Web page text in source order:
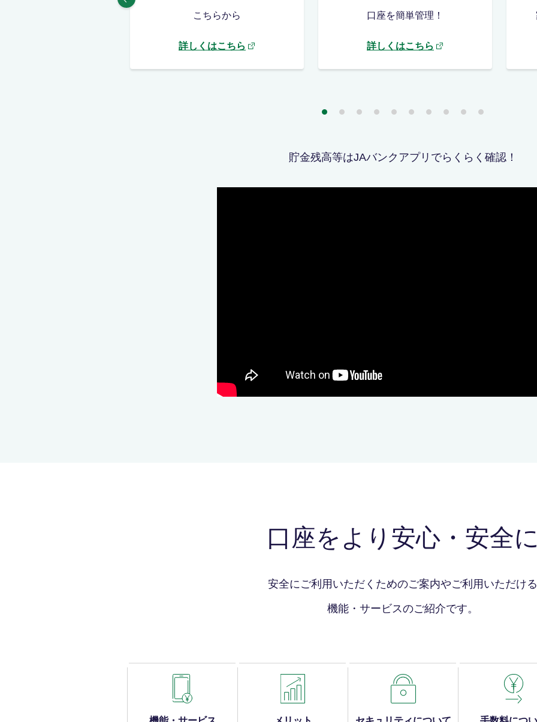
こちらから
詳しくはこちら
口座を簡単管理！
詳しくはこちら
貯金残高等はJAバンクアプリでらくらく確認！
口座をより安心・安全
安全にご利用いただくためのご案内やご利用いただける
機能・サービスのご紹介です。